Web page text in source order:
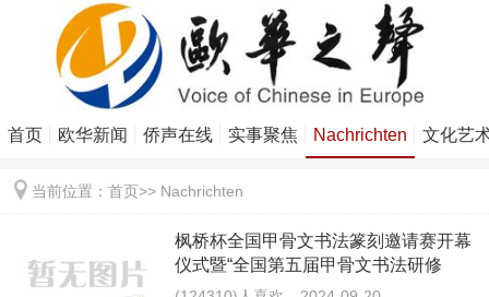
首页 欧华新闻 侨声在线 实事聚焦 Nachrichten 文化艺
当前位置： 首页>> Nachrichten
枫桥杯全国甲骨文书法篆刻邀请赛开幕
仪式暨“全国第五届甲骨文书法研修
班”开办仪式视频（2024-9-14）